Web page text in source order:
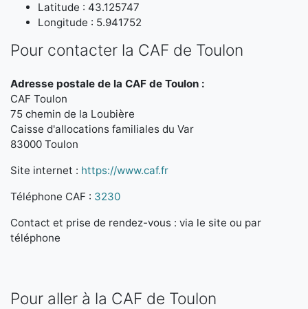
Latitude : 43.125747
Longitude : 5.941752
Pour contacter la CAF de Toulon
Adresse postale de la CAF de Toulon :
CAF Toulon
75 chemin de la Loubière
Caisse d'allocations familiales du Var
83000 Toulon
Site internet : https://www.caf.fr
Téléphone CAF : 3230
Contact et prise de rendez-vous : via le site ou par
téléphone
Pour aller à la CAF de Toulon